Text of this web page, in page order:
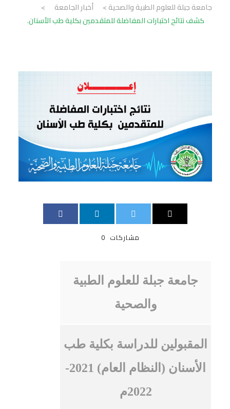
جامعة جبلة للعلوم الطبية والصحية> أخبار الجامعة
>
كشف نتائح اختبارات المفاضلة للمتقدمين بكلية طب الأسنان.
0 مشاركات
جامعة جبلة للعلوم الطبية
والصحية
المقبولين للدراسة بكلية طب
الأسنان (النظام العام) 2021-
2022م